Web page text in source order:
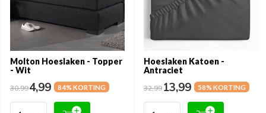
Molton Hoeslaken - Topper
- Wit
30,994,99 84% KORTING
Hoeslaken Katoen -
Antraciet
32,9913,99 58% KORTING